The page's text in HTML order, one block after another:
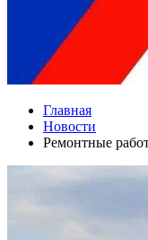
Главная
Новости
Ремонтные